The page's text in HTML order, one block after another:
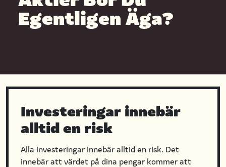
Egentligen Äga?
Investeringar innebär
alltid en risk
Alla investeringar innebär alltid en risk. Det
innebär att värdet på dina pengar kommer att